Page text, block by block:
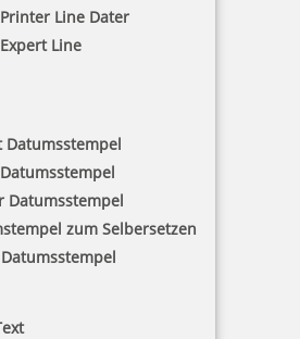
Line Dater
Line
Datumsstempel
Datumsstempel
zum Selbersetzen